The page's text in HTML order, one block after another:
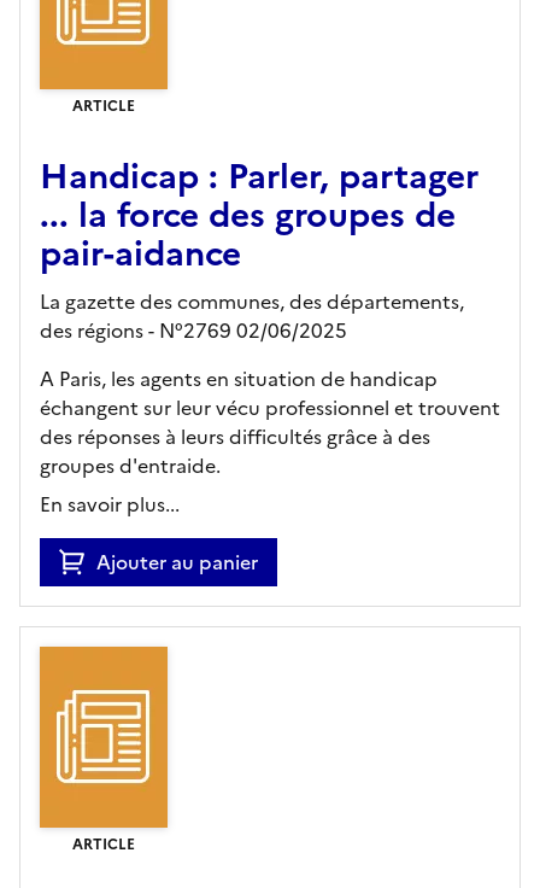
ARTICLE
Handicap : Parler, partager
... la force des groupes de
pair-aidance
La gazette des communes, des départements,
des régions - N°2769 02/06/2025
A Paris, les agents en situation de handicap
échangent sur leur vécu professionnel et trouvent
des réponses à leurs difficultés grâce à des
groupes d'entraide.
En savoir plus...
Ajouter au panier
ARTICLE